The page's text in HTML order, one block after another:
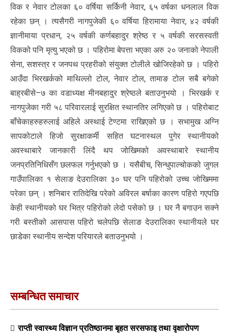
विक र नेवार टोलका ६० वर्षिया सर्किनी नेवार, ६५ वर्षका धनलाल विक
रहेका छन् । त्यसैगरी नागपुजेकी ६० वर्षिया हिरामाया नेवार, ४२ वर्षकी
ज्ञानीमाया प्रधान, २५ वर्षकी कर्णबहादुर श्रेष्ठ र ५ वर्षकी सरसस्वती
विकको पनि मृत्यु भएको छ । पहिरोमा बेपत्ता भएका अरु २० जनाको नेपाली
सेना, सशस्त्र र जनपथ प्रहरीको संयुक्त टोलीले खोजिरहेको छ । पहिरो
आउँदा भिरखर्कको माथिल्लो टोल, नेवार टोल, तामाङ टोल सबै बगेको
बाह्रबीसे–७ का वडाध्यक्ष मीनबहादुर श्रेष्ठले बताउनुभयो । भिरखर्क र
नागपुजेका गरी ५८ परिवारलाई सुरक्षित स्थानतिर लगिएको छ । पहिरोबाट
बाँचेकाहरुहरुलाई अहिले अस्थाई टेण्टमा राखिएको छ । सभामुख अग्नि
सापकोटाले हिजो सुरक्षाकर्मी सहित घटनास्थल पुगेर स्थानीयको
अवस्थाबारे जानकारी लिंदै थप जोखिमको अवस्थाबारे स्थानीय
जनप्रतिनिधिसँग छलफल गर्नुभएको छ । यसैबीच, सिन्धुपाल्चोकको जुगल
गाउँपालिका १ सेलाङ देउरालिका ३० घर पनि पहिरोको उच्च जोखिममा
परेका छन् । शनिबार रातिदेखि परेको अविरल बर्षाका कारण पहिरो गएपछि
केही स्थानीयको घर भित्र पहिरोको लेदो पसेको छ । घर नै बगाउन सक्ने
गरी बस्तीको आसपास पहिरो चलेपछि सेलाङ देउरालिका स्थानीयले घर
छाडेका स्थानीय सन्देश परियारले बताउनुभयो ।
सम्बन्धित समाचार
राप्ती स्वास्थ्य विज्ञान प्रतिष्ठानमा बृहत सरसफाइ तथा वृक्षारोपण